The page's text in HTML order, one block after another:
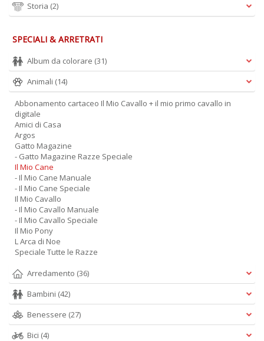
Storia (2)
SPECIALI & ARRETRATI
Album da colorare (31)
Animali (14)
Abbonamento cartaceo Il Mio Cavallo + il mio primo cavallo in
digitale
Amici di Casa
Argos
Gatto Magazine
- Gatto Magazine Razze Speciale
Il Mio Cane
- Il Mio Cane Manuale
- Il Mio Cane Speciale
Il Mio Cavallo
- Il Mio Cavallo Manuale
- Il Mio Cavallo Speciale
Il Mio Pony
L Arca di Noe
Speciale Tutte le Razze
Arredamento (36)
Bambini (42)
Benessere (27)
Bici (4)